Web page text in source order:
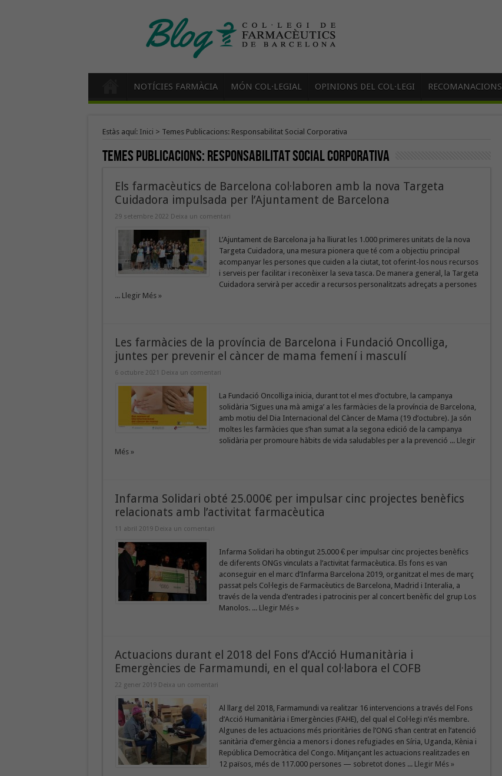
NOTÍCIES FARMÀCIA MÓN COL·LEGIAL OPINIONS DEL COL·LEGI RECOMANACIONS
Estàs aquí: Inici > Temes Publicacions: Responsabilitat Social Corporativa
Temes Publicacions:Responsabilitat Social Corporativa
Els farmacèutics de Barcelona col·laboren amb la nova Targeta
Cuidadora impulsada per l’Ajuntament de Barcelona
29 setembre 2022 Deixa un comentari
L’Ajuntament de Barcelona ja ha lliurat les 1.000 primeres unitats de la nova
Targeta Cuidadora, una mesura pionera que té com a objectiu principal
acompanyar les persones que cuiden a la ciutat, tot oferint-los nous recursos
i serveis per facilitar i reconèixer la seva tasca. De manera general, la Targeta
Cuidadora servirà per accedir a recursos personalitzats adreçats a persones
... Llegir Més »
Les farmàcies de la província de Barcelona i Fundació Oncolliga,
juntes per prevenir el càncer de mama femení i masculí
6 octubre 2021 Deixa un comentari
La Fundació Oncolliga inicia, durant tot el mes d’octubre, la campanya
solidària ‘Sigues una mà amiga’ a les farmàcies de la província de Barcelona,
amb motiu del Dia Internacional del Càncer de Mama (19 d’octubre). Ja són
moltes les farmàcies que s’han sumat a la segona edició de la campanya
solidària per promoure hàbits de vida saludables per a la prevenció ... Llegir
Més »
Infarma Solidari obté 25.000€ per impulsar cinc projectes benèfics
relacionats amb l’activitat farmacèutica
11 abril 2019 Deixa un comentari
Infarma Solidari ha obtingut 25.000 € per impulsar cinc projectes benèfics
de diferents ONGs vinculats a l’activitat farmacèutica. Els fons es van
aconseguir en el marc d’Infarma Barcelona 2019, organitzat el mes de març
passat pels Col·legis de Farmacèutics de Barcelona, Madrid i Interalia, a
través de la venda d’entrades i patrocinis per al concert benèfic del grup Los
Manolos. ... Llegir Més »
Actuacions durant el 2018 del Fons d’Acció Humanitària i
Emergències de Farmamundi, en el qual col·labora el COFB
22 gener 2019 Deixa un comentari
Al llarg del 2018, Farmamundi va realitzar 16 intervencions a través del Fons
d’Acció Humanitària i Emergències (FAHE), del qual el Col·legi n’és membre.
Algunes de les actuacions més prioritàries de l’ONG s’han centrat en l’atenció
sanitària d’emergència a menors i dones refugiades en Síria, Uganda, Kènia i
República Democràtica del Congo. Mitjançant les actuacions realitzades en
12 països, més de 117.000 persones — sobretot dones ... Llegir Més »